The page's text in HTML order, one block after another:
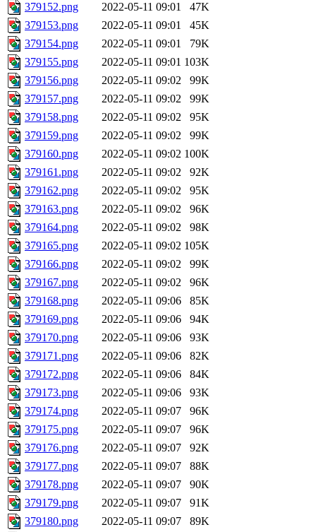
379152.png
2022-05-11 09:01
47K
379153.png
2022-05-11 09:01
45K
379154.png
2022-05-11 09:01
79K
379155.png
2022-05-11 09:01 103K
379156.png
2022-05-11 09:02
99K
379157.png
2022-05-11 09:02
99K
379158.png
2022-05-11 09:02
95K
379159.png
2022-05-11 09:02
99K
379160.png
2022-05-11 09:02 100K
379161.png
2022-05-11 09:02
92K
379162.png
2022-05-11 09:02
95K
379163.png
2022-05-11 09:02
96K
379164.png
2022-05-11 09:02
98K
379165.png
2022-05-11 09:02 105K
379166.png
2022-05-11 09:02
99K
379167.png
2022-05-11 09:02
96K
379168.png
2022-05-11 09:06
85K
379169.png
2022-05-11 09:06
94K
379170.png
2022-05-11 09:06
93K
379171.png
2022-05-11 09:06
82K
379172.png
2022-05-11 09:06
84K
379173.png
2022-05-11 09:06
93K
379174.png
2022-05-11 09:07
96K
379175.png
2022-05-11 09:07
96K
379176.png
2022-05-11 09:07
92K
379177.png
2022-05-11 09:07
88K
379178.png
2022-05-11 09:07
90K
379179.png
2022-05-11 09:07
91K
379180.png
2022-05-11 09:07
89K